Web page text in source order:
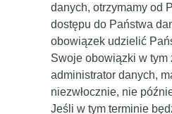
danych, otrzymamy od
dostępu do Państwa
obowiązek udzielić
Swoje obowiązki w tym
administrator danych,
niezwłocznie, nie
Jeśli w tym terminie